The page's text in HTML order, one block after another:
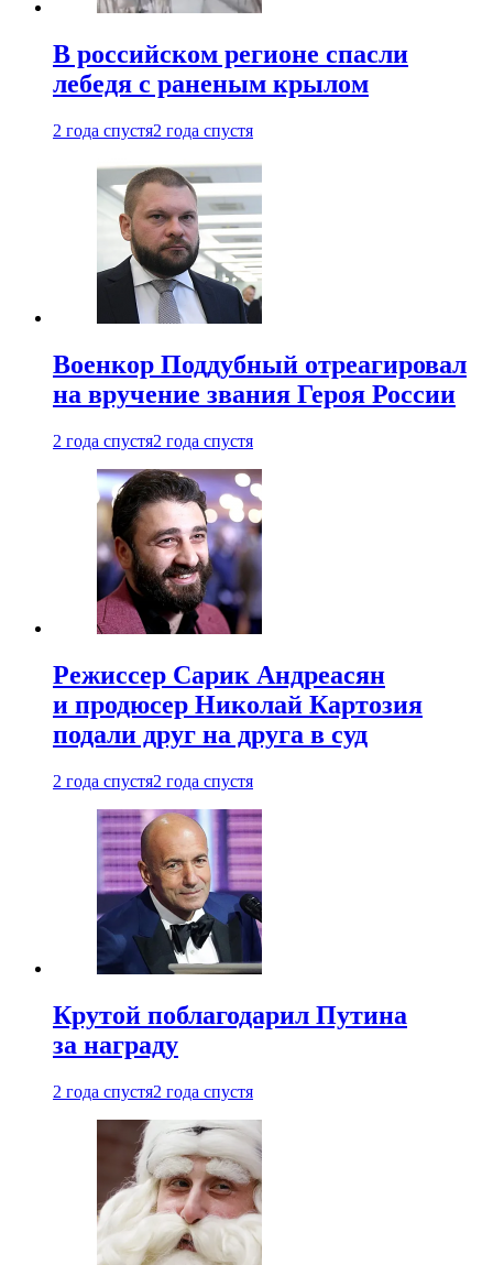
В российском регионе спасли
лебедя с раненым крылом
2 года спустя2 года спустя
Военкор Поддубный отреагировал
на вручение звания Героя России
2 года спустя2 года спустя
Режиссер Сарик Андреасян
и продюсер Николай Картозия
подали друг на друга в суд
2 года спустя2 года спустя
Крутой поблагодарил Путина
за награду
2 года спустя2 года спустя